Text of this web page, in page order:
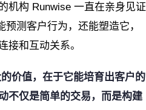
机构 Runwise 一直在亲身见证
测客户行为，还能塑造它，
接和互动关系。
价值，在于它能培育出客户的
不仅是简单的交易，而是构建